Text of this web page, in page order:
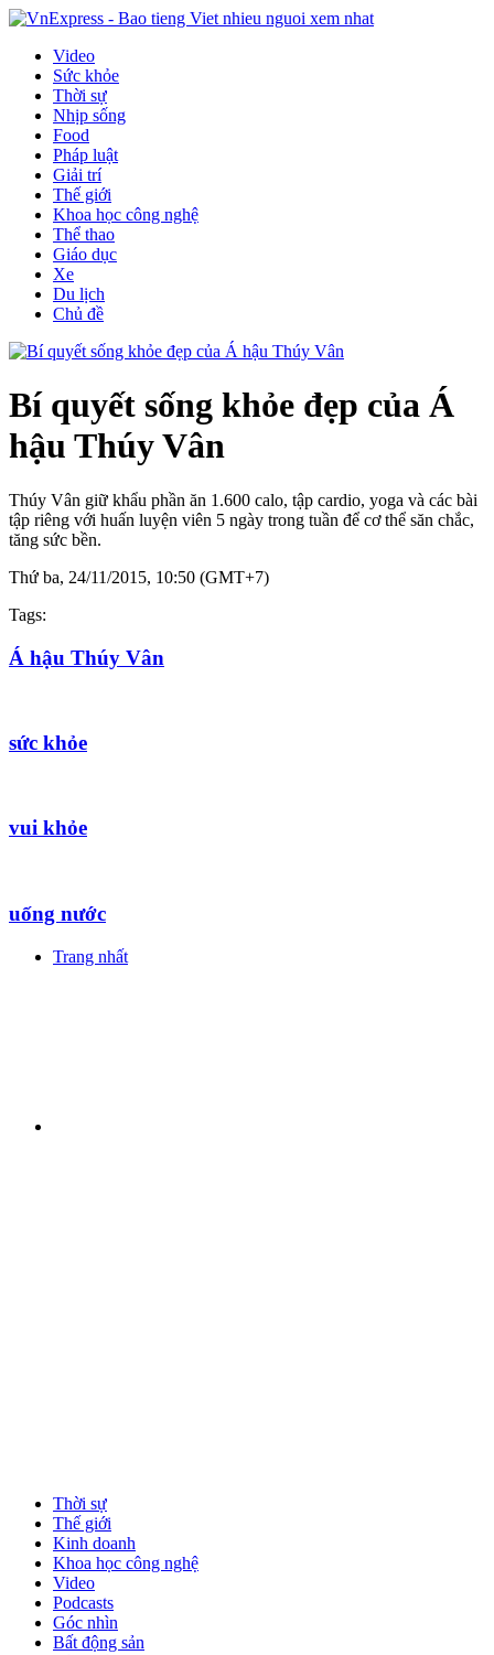
Video
Sức khỏe
Thời sự
Nhịp sống
Food
Pháp luật
Giải trí
Thế giới
Khoa học công nghệ
Thể thao
Giáo dục
Xe
Du lịch
Chủ đề
Bí quyết sống khỏe đẹp của Á
hậu Thúy Vân
Thúy Vân giữ khẩu phần ăn 1.600 calo, tập cardio, yoga và các bài
tập riêng với huấn luyện viên 5 ngày trong tuần để cơ thể săn chắc,
tăng sức bền.
Thứ ba, 24/11/2015, 10:50 (GMT+7)
Tags:
Á hậu Thúy Vân
sức khỏe
vui khỏe
uống nước
Trang nhất
Thời sự
Thế giới
Kinh doanh
Khoa học công nghệ
Video
Podcasts
Góc nhìn
Bất động sản